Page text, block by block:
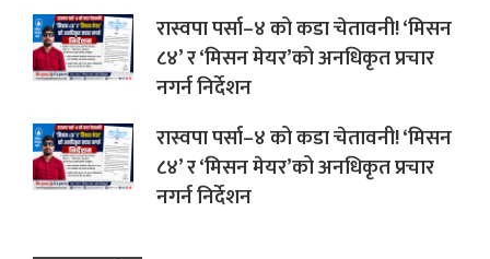
रास्वपा पर्सा–४ को कडा चेतावनी! ‘मिसन
८४’ र ‘मिसन मेयर’को अनधिकृत प्रचार
नगर्न निर्देशन
रास्वपा पर्सा–४ को कडा चेतावनी! ‘मिसन
८४’ र ‘मिसन मेयर’को अनधिकृत प्रचार
नगर्न निर्देशन